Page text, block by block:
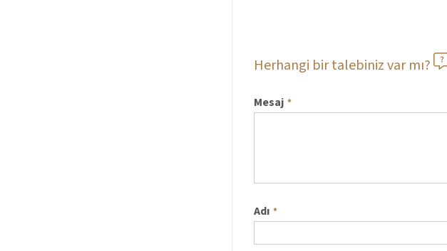
Herhangi bir talebiniz var mı?
Mesaj *
Adı *